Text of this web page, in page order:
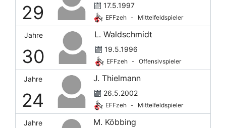
29 17.5.1997
EFFzeh - Mittelfeldspieler
Jahre
30
L. Waldschmidt
19.5.1996
EFFzeh - Offensivspieler
Jahre
24
J. Thielmann
26.5.2002
EFFzeh - Mittelfeldspieler
Jahre M. Köbbing